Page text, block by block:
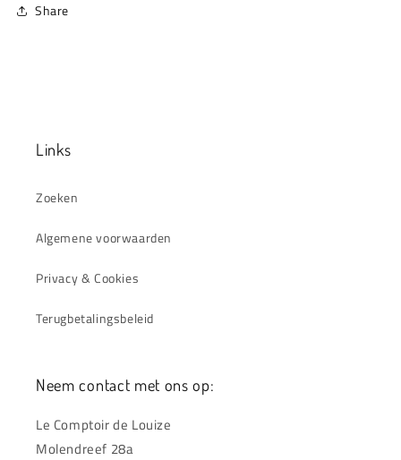
Share
Links
Zoeken
Algemene voorwaarden
Privacy & Cookies
Terugbetalingsbeleid
Neem contact met ons op:
Le Comptoir de Louize
Molendreef 28a